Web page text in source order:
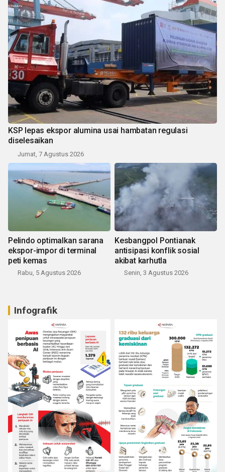
KSP lepas ekspor alumina usai hambatan regulasi
diselesaikan
Jumat, 7 Agustus 2026
Pelindo optimalkan sarana
ekspor-impor di terminal
peti kemas
Rabu, 5 Agustus 2026
Kesbangpol Pontianak
antisipasi konflik sosial
akibat karhutla
Senin, 3 Agustus 2026
Infografik